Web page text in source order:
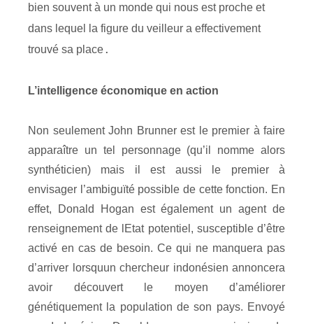
bien souvent à un monde qui nous est proche et
dans lequel la figure du veilleur a effectivement
trouvé sa place .
L’intelligence économique en action
Non seulement John Brunner est le premier à faire
apparaître un tel personnage (qu’il nomme alors
synthéticien) mais il est aussi le premier à
envisager l’ambiguïté possible de cette fonction. En
effet, Donald Hogan est également un agent de
renseignement de lEtat potentiel, susceptible d’être
activé en cas de besoin. Ce qui ne manquera pas
d’arriver lorsquun chercheur indonésien annoncera
avoir découvert le moyen d’améliorer
génétiquement la population de son pays. Envoyé